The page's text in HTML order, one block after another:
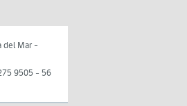
del Mar -
9505 - 56